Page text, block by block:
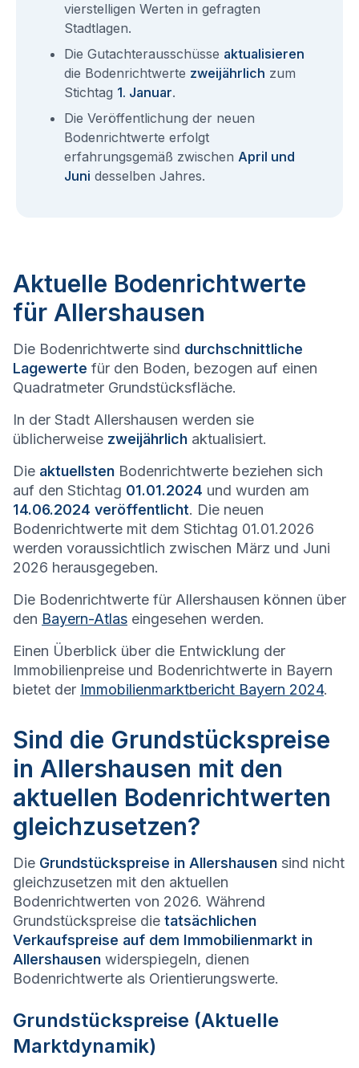
vierstelligen Werten in gefragten
Stadtlagen.
Die Gutachterausschüsse aktualisieren
die Bodenrichtwerte zweijährlich zum
Stichtag 1. Januar.
Die Veröffentlichung der neuen
Bodenrichtwerte erfolgt
erfahrungsgemäß zwischen April und
Juni desselben Jahres.
Aktuelle Bodenrichtwerte
für Allershausen
Die Bodenrichtwerte sind durchschnittliche
Lagewerte für den Boden, bezogen auf einen
Quadratmeter Grundstücksfläche.
In der Stadt Allershausen werden sie
üblicherweise zweijährlich aktualisiert.
Die aktuellsten Bodenrichtwerte beziehen sich
auf den Stichtag 01.01.2024 und wurden am
14.06.2024 veröffentlicht. Die neuen
Bodenrichtwerte mit dem Stichtag 01.01.2026
werden voraussichtlich zwischen März und Juni
2026 herausgegeben.
Die Bodenrichtwerte für Allershausen können über
den Bayern-Atlas eingesehen werden.
Einen Überblick über die Entwicklung der
Immobilienpreise und Bodenrichtwerte in Bayern
bietet der Immobilienmarktbericht Bayern 2024.
Sind die Grundstückspreise
in Allershausen mit den
aktuellen Bodenrichtwerten
gleichzusetzen?
Die Grundstückspreise in Allershausen sind nicht
gleichzusetzen mit den aktuellen
Bodenrichtwerten von 2026. Während
Grundstückspreise die tatsächlichen
Verkaufspreise auf dem Immobilienmarkt in
Allershausen widerspiegeln, dienen
Bodenrichtwerte als Orientierungswerte.
Grundstückspreise (Aktuelle
Marktdynamik)